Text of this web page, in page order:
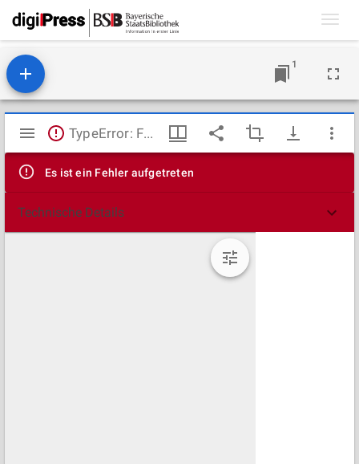
1
Mirador
Viewer
TypeError: Failed to fetch
Es ist ein Fehler aufgetreten
Technische Details